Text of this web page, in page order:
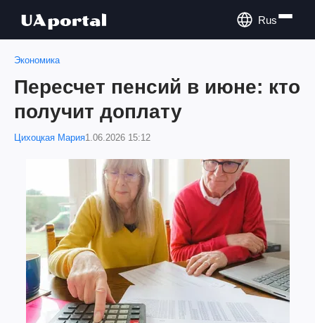
Rus
Экономика
Пересчет пенсий в июне: кто
получит доплату
Цихоцкая Мария1.06.2026 15:12